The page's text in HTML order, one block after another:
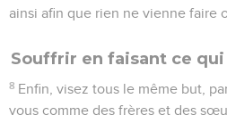
ainsi afin que rien ne vienne faire
Souffrir en faisant ce
8 Enfin, visez tous le même but,
vous comme des frères et des